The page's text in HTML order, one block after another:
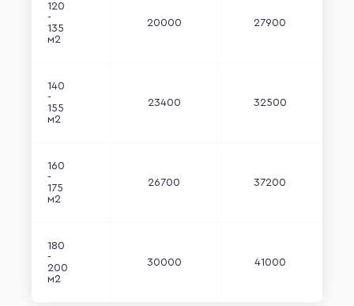
120
-
135
м2
20000 27900
140
-
155
м2
23400 32500
160
-
175
м2
26700 37200
180
-
200
м2
30000 41000